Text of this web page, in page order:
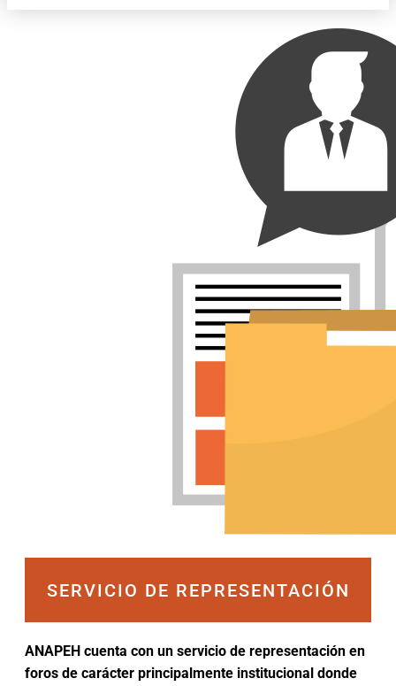
SERVICIO DE REPRESENTACIÓN
ANAPEH cuenta con un servicio de representación en
foros de carácter principalmente institucional donde